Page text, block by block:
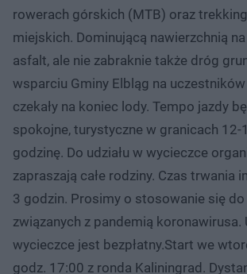
rowerach górskich (MTB) oraz
miejskich. Dominującą nawierzchnią
asfalt, ale nie zabraknie także dróg
wsparciu Gminy Elbląg na
czekały na koniec lody. Tempo jazdy
spokojne, turystyczne w granicach 12-
godzinę. Do udziału w wycieczce
zapraszają całe rodziny. Czas trwania
3 godzin. Prosimy o stosowanie się
związanych z pandemią koronawirusa.
wycieczce jest bezpłatny.Start we
godz. 17:00 z ronda Kaliningrad.